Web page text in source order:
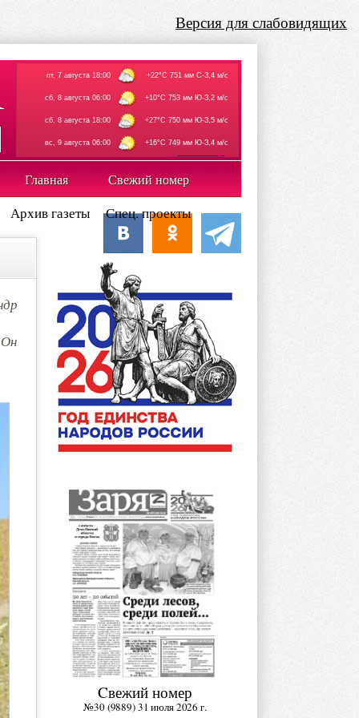
Версия для слабовидящих
пт, 7 августа 18:00 +22°C 751 мм С-З,4 м/с
сб, 8 августа 06:00 +10°C 753 мм Ю-З,2 м/с
сб, 8 августа 18:00 +27°C 750 мм Ю-З,5 м/с
вс, 9 августа 06:00 +16°C 749 мм Ю-З,4 м/с
Главная Свежий номер
Архив газеты Спец. проекты
Cвежий номер
№30 (9889) 31 июля 2026 г.